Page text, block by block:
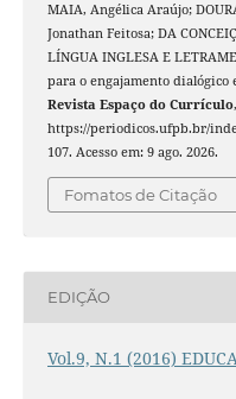
MAIA, Angélica Araújo;
Jonathan Feitosa; DA
LÍNGUA INGLESA E
para o engajamento dialógico
Revista Espaço do Currículo,
https://periodicos.ufpb.br/
107. Acesso em: 9 ago. 2026.
Fomatos de Citação
EDIÇÃO
Vol.9, N.1 (2016)